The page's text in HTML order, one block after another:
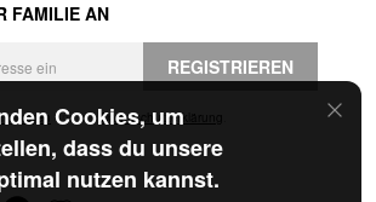
Cookies, um
dass du unsere
nutzen kannst.
FAMILIE AN
REGISTRIEREN
und die Datenschutzerklärung